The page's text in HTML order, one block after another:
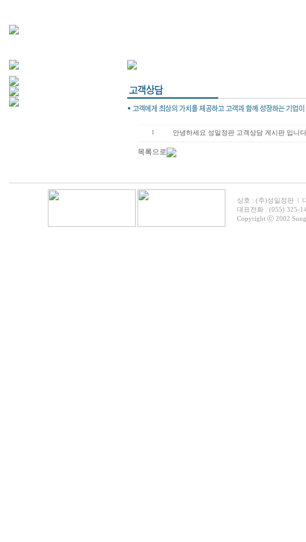
1 안녕하세요 성일정판 고객상담 게시판 입니다.
목록으로
상호 : (주)성일정판 |
대표전화 : (055) 325-
Copyright ⓒ 2002